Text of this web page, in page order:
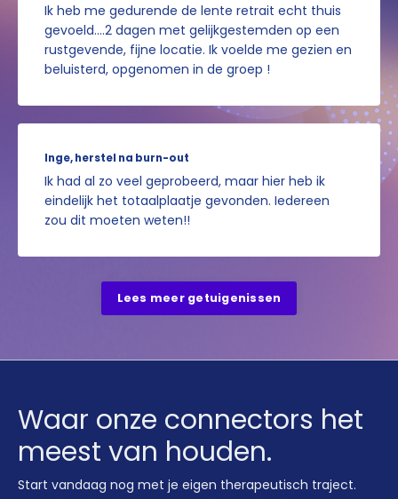
Ik heb me gedurende de lente retrait echt thuis
gevoeld....2 dagen met gelijkgestemden op een
rustgevende, fijne locatie. Ik voelde me gezien en
beluisterd, opgenomen in de groep !
Inge, herstel na burn-out
Ik had al zo veel geprobeerd, maar hier heb ik
eindelijk het totaalplaatje gevonden. Iedereen
zou dit moeten weten!!
Lees meer getuigenissen
Waar onze connectors het
meest van houden.
Start vandaag nog met je eigen therapeutisch traject.